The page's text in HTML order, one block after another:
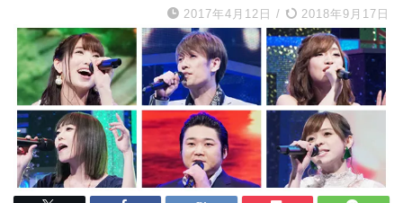
2017年4月12日 / 2018年9月17日